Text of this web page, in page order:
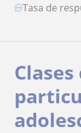
Tasa de